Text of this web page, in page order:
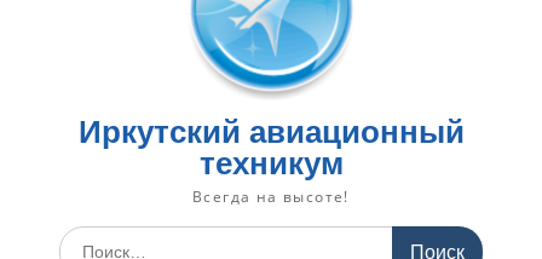
Иркутский авиационный
техникум
Всегда на высоте!
Искать: